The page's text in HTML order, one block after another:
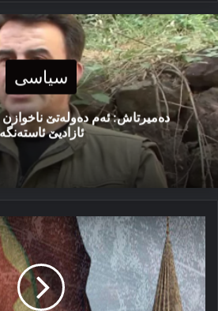
سیاسی
دەمیرتاش: ئەم دەولەتێ
ئازادیێ ئاستەنگە
راستیا
رەوشا
شنگالێ
ئیفلاسا
پەکەکێ
یە